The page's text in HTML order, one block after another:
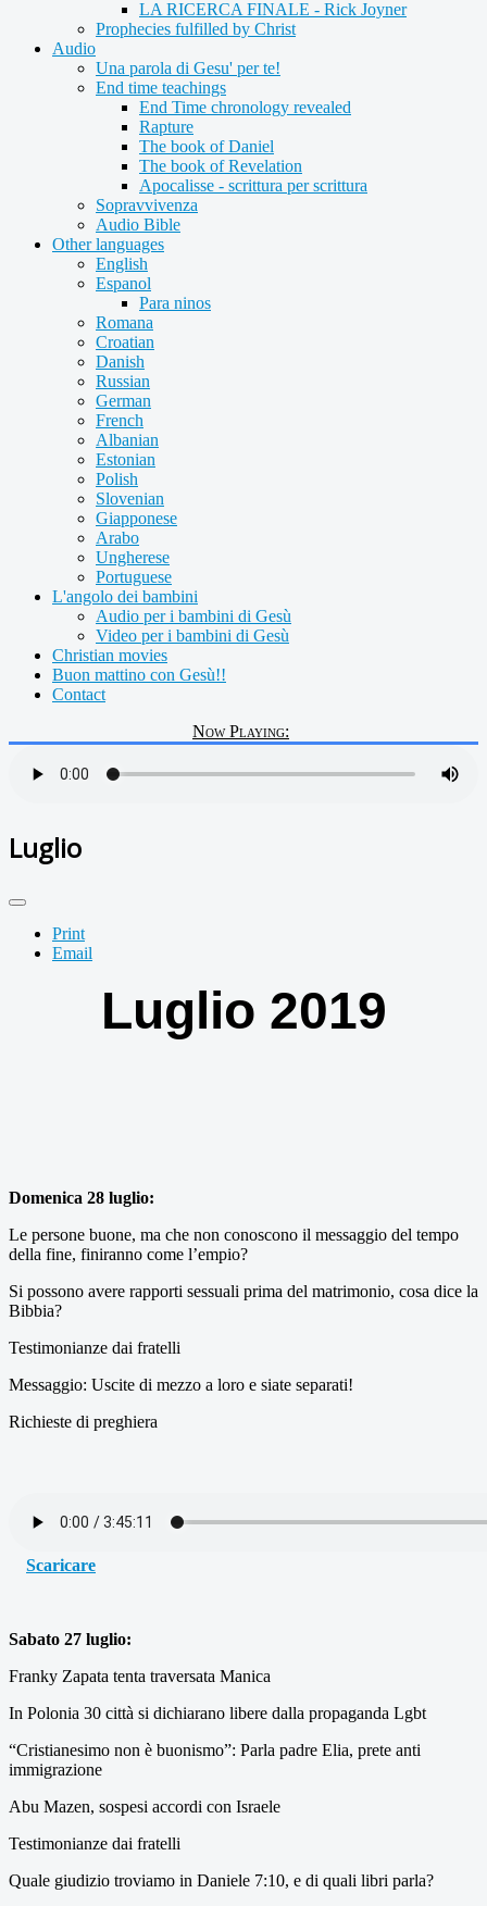
LA RICERCA FINALE - Rick Joyner
Prophecies fulfilled by Christ
Audio
Una parola di Gesu' per te!
End time teachings
End Time chronology revealed
Rapture
The book of Daniel
The book of Revelation
Apocalisse - scrittura per scrittura
Sopravvivenza
Audio Bible
Other languages
English
Espanol
Para ninos
Romana
Croatian
Danish
Russian
German
French
Albanian
Estonian
Polish
Slovenian
Giapponese
Arabo
Ungherese
Portuguese
L'angolo dei bambini
Audio per i bambini di Gesù
Video per i bambini di Gesù
Christian movies
Buon mattino con Gesù!!
Contact
Now Playing:
Luglio
Print
Email
Luglio 2019
Domenica 28 luglio:
Le persone buone, ma che non conoscono il messaggio del tempo
della fine, finiranno come l’empio?
Si possono avere rapporti sessuali prima del matrimonio, cosa dice la
Bibbia?
Testimonianze dai fratelli
Messaggio: Uscite di mezzo a loro e siate separati!
Richieste di preghiera
Scaricare
Sabato 27 luglio:
Franky Zapata tenta traversata Manica
In Polonia 30 città si dichiarano libere dalla propaganda Lgbt
“Cristianesimo non è buonismo”: Parla padre Elia, prete anti
immigrazione
Abu Mazen, sospesi accordi con Israele
Testimonianze dai fratelli
Quale giudizio troviamo in Daniele 7:10, e di quali libri parla?